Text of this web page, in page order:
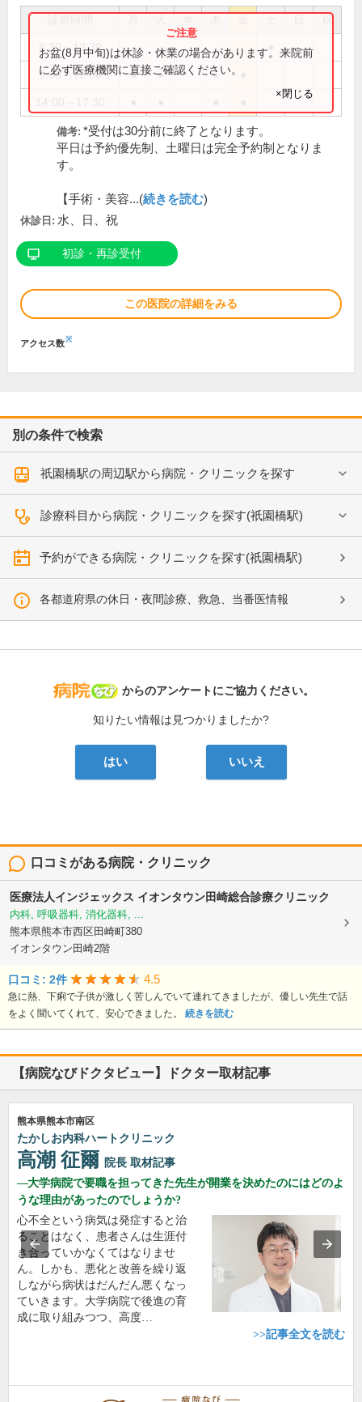
祝
8:30～13:30
9:00～12:00 ● ● ●
お盆(8月中旬)は休診・休業の場合があります。来院前
に必ず医療機関に直接ご確認ください。
×閉じる
備考: *受付は30分前に終了となります。
平日は予約優先制、土曜日は完全予約制となりま
す。
【手術・美容...(続きを読む)
休診日: 水、日、祝
初診・再診受付
この医院の詳細をみる
アクセス数※
別の条件で検索
祇園橋駅の周辺駅から病院・クリニックを探す
診療科目から病院・クリニックを探す(祇園橋駅)
予約ができる病院・クリニックを探す(祇園橋駅)
各都道府県の休日・夜間診療、救急、当番医情報
病院なび
からのアンケートにご協力ください。
知りたい情報は見つかりましたか?
はい いいえ
口コミがある病院・クリニック
医療法人インジェックス イオンタウン田崎総合診療クリニック
内科, 呼吸器科, 消化器科, ...
熊本県熊本市西区田崎町380
イオンタウン田崎2階
口コミ: 2件 4.5
急に熱、下痢で子供が激しく苦しんでいて連れてきましたが、優しい先生で話
をよく聞いてくれて、安心できました。 続きを読む
【病院なびドクタビュー】ドクター取材記事
熊本県熊本市南区
たかしお内科ハートクリニック
高潮 征爾 院長 取材記事
大学病院で要職を担ってきた先生が開業を決めたのにはどのよ
うな理由があったのでしょうか?
心不全という病気は発症すると治
ることはなく、患者さんは生涯付
き合っていかなくてはなりませ
ん。しかも、悪化と改善を繰り返
しながら病状はだんだん悪くなっ
ていきます。大学病院で後進の育
成に取り組みつつ、高度…
>>記事全文を読む